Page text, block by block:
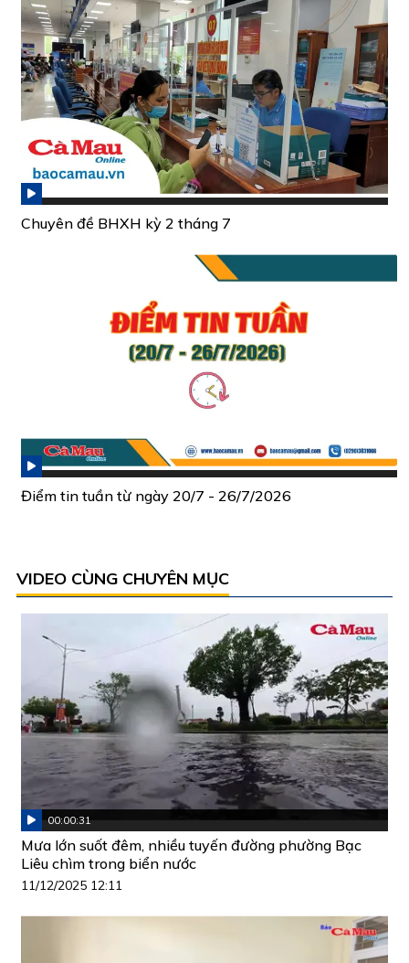
Chuyên đề BHXH kỳ 2 tháng 7
Điểm tin tuần từ ngày 20/7 - 26/7/2026
VIDEO CÙNG CHUYÊN MỤC
00:00:31
Mưa lớn suốt đêm, nhiều tuyến đường phường Bạc
Liêu chìm trong biển nước
11/12/2025 12:11